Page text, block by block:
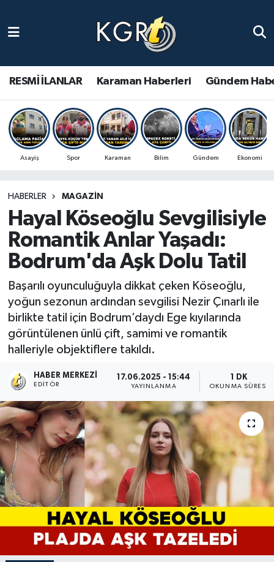
RESMİ İLANLAR Karaman Haberleri Gündem
Asayiş Spor Karaman Bilim Gündem Ekonomi
HABERLER MAGAZIN
Hayal Köseoğlu Sevgilisiyle
Romantik Anlar Yaşadı:
Bodrum'da Aşk Dolu Tatil
Başarılı oyunculuğuyla dikkat çeken Köseoğlu,
yoğun sezonun ardından sevgilisi Nezir Çınarlı ile
birlikte tatil için Bodrum’daydı Ege kıyılarında
görüntülenen ünlü çift, samimi ve romantik
halleriyle objektiflere takıldı.
HABER MERKEZI
EDITÖR
17.06.2025 - 15:44
YAYINLANMA
1 DK
OKUNMA SÜRESI
Gündem Haberleri
Güncel Haberler
Spor Haberleri
Ulusal Haberler
Vefat Edenler